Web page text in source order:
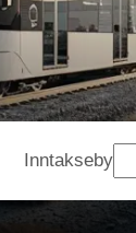
Inntakseby